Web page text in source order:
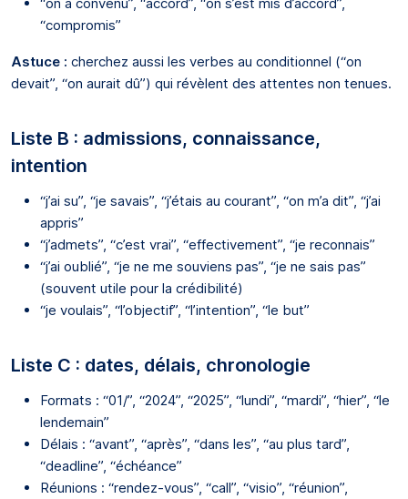
“compromis”
Astuce : cherchez aussi les verbes au conditionnel (“on
devait”, “on aurait dû”) qui révèlent des attentes non tenues.
Liste B : admissions, connaissance,
intention
“j’ai su”, “je savais”, “j’étais au courant”, “on m’a dit”, “j’ai
appris”
“j’admets”, “c’est vrai”, “effectivement”, “je reconnais”
“j’ai oublié”, “je ne me souviens pas”, “je ne sais pas”
(souvent utile pour la crédibilité)
“je voulais”, “l’objectif”, “l’intention”, “le but”
Liste C : dates, délais, chronologie
Formats : “01/”, “2024”, “2025”, “lundi”, “mardi”, “hier”, “le
lendemain”
Délais : “avant”, “après”, “dans les”, “au plus tard”,
“deadline”, “échéance”
Réunions : “rendez-vous”, “call”, “visio”, “réunion”,